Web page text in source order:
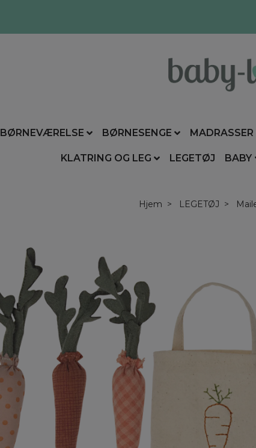
BØRNEVÆRELSE BØRNESENGE MADRASSER
KLATRING OG LEG LEGETØJ BABY
Hjem LEGETØJ